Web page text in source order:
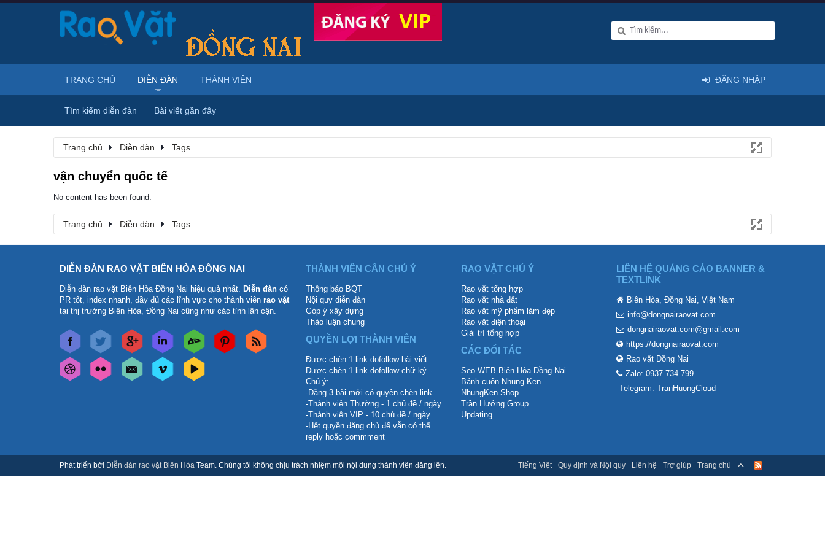
Trang chủ Diễn đàn Tags
vận chuyển quốc tế
No content has been found.
Trang chủ Diễn đàn Tags
TRANG CHỦ DIỄN ĐÀN
Tìm kiếm diễn đàn Bài viết gần đây
THÀNH VIÊN ĐĂNG NHẬP
DIỄN ĐÀN RAO VẶT BIÊN HÒA ĐỒNG NAI
Diễn đàn rao vặt Biên Hòa Đồng Nai hiệu quả nhất. Diễn đàn có
PR tốt, index nhanh, đầy đủ các lĩnh vực cho thành viên rao vặt
tại thị trường Biên Hòa, Đồng Nai cũng như các tỉnh lân cận.
THÀNH VIÊN CẦN CHÚ Ý
Thông báo BQT
Nội quy diễn đàn
Góp ý xây dựng
Thảo luận chung
QUYỀN LỢI THÀNH VIÊN
Được chèn 1 link dofollow bài viết
Được chèn 1 link dofollow chữ ký
Chú ý:
-Đăng 3 bài mới có quyền chèn link
-Thành viên Thường - 1 chủ đề / ngày
-Thành viên VIP - 10 chủ đề / ngày
-Hết quyền đăng chủ để vẫn có thể
reply hoặc commment
RAO VẶT CHÚ Ý
Rao vặt tổng hợp
Rao vặt nhà đất
Rao vặt mỹ phẩm làm đẹp
Rao vặt điện thoại
Giải trí tổng hợp
CÁC ĐỐI TÁC
Seo WEB Biên Hòa Đồng Nai
Bánh cuốn Nhung Ken
NhungKen Shop
Trần Hướng Group
Updating...
LIÊN HỆ QUẢNG CÁO BANNER &
TEXTLINK
Biên Hòa, Đồng Nai, Việt Nam
info@dongnairaovat.com
dongnairaovat.com@gmail.com
https://dongnairaovat.com
Rao vặt Đồng Nai
Zalo: 0937 734 799
Telegram: TranHuongCloud
Phát triển bởi Diễn đàn rao vặt Biên Hòa Team. Chúng tôi không chịu trách nhiệm mội nội dung thành viên đăng lên. Tiếng Việt Quy định và Nội quy Liên hệ Trợ giúp Trang chủ